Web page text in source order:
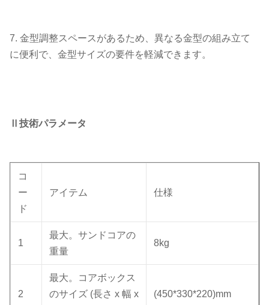
7. 金型調整スペースがあるため、異なる金型の組み立て
に便利で、金型サイズの要件を軽減できます。
技術パラメータ
コ
ー
ド
アイテム 仕様
1
最大。サンドコアの
重量
8kg
2
最大。コアボックス
のサイズ (長さ x 幅 x
(450*330*220)mm